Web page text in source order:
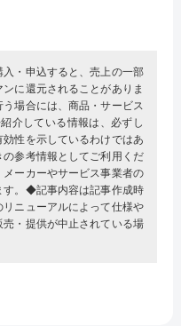
・申込すると、売上の一部
に還元されることがありま
場合には、商品・サービス
介している情報は、必ずし
性を示しているわけではあ
参考情報としてご利用くだ
ーカーやサービス事業者の
す。◆記事内容は記事作成時
ニューアルによって仕様や
・提供が中止されている場